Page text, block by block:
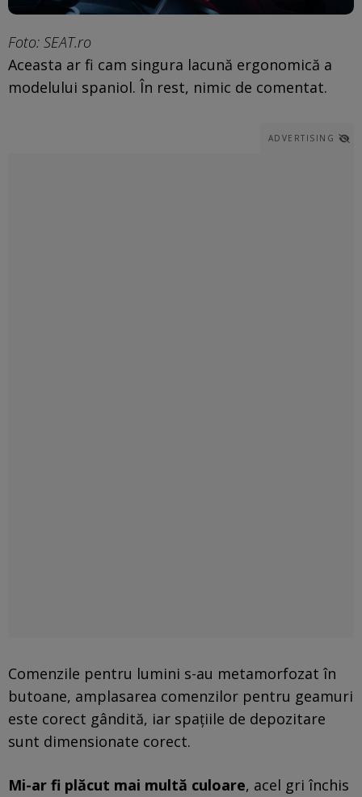
Foto: SEAT.ro
Aceasta ar fi cam singura lacună ergonomică a
modelului spaniol. În rest, nimic de comentat.
ADVERTISING
Comenzile pentru lumini s-au metamorfozat în
butoane, amplasarea comenzilor pentru geamuri
este corect gândită, iar spațiile de depozitare
sunt dimensionate corect.
Mi-ar fi plăcut mai multă culoare, acel gri închis